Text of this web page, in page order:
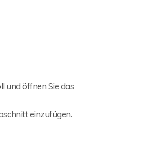
und öffnen Sie das
einzufügen.